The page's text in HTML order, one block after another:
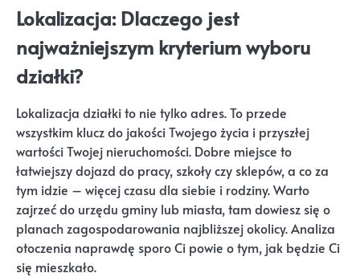
Lokalizacja: Dlaczego jest
najważniejszym kryterium wyboru
działki?
Lokalizacja działki to nie tylko adres. To przede
wszystkim klucz do jakości Twojego życia i przyszłej
wartości Twojej nieruchomości. Dobre miejsce to
łatwiejszy dojazd do pracy, szkoły czy sklepów, a co za
tym idzie – więcej czasu dla siebie i rodziny. Warto
zajrzeć do urzędu gminy lub miasta, tam dowiesz się o
planach zagospodarowania najbliższej okolicy. Analiza
otoczenia naprawdę sporo Ci powie o tym, jak będzie Ci
się mieszkało.